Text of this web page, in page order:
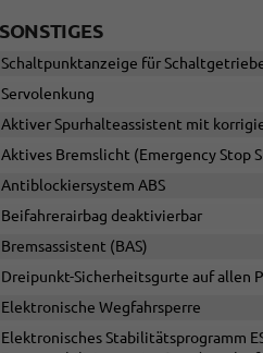
SONSTIGES
Schaltpunktanzeige für
Servolenkung
Aktiver Spurhalteassistent mit
Aktives Bremslicht (Emergency Stop
Antiblockiersystem ABS
Beifahrerairbag deaktivierbar
Bremsassistent (BAS)
Dreipunkt-Sicherheitsgurte auf allen
Elektronische Wegfahrsperre
Elektronisches Stabilitätsprogramm